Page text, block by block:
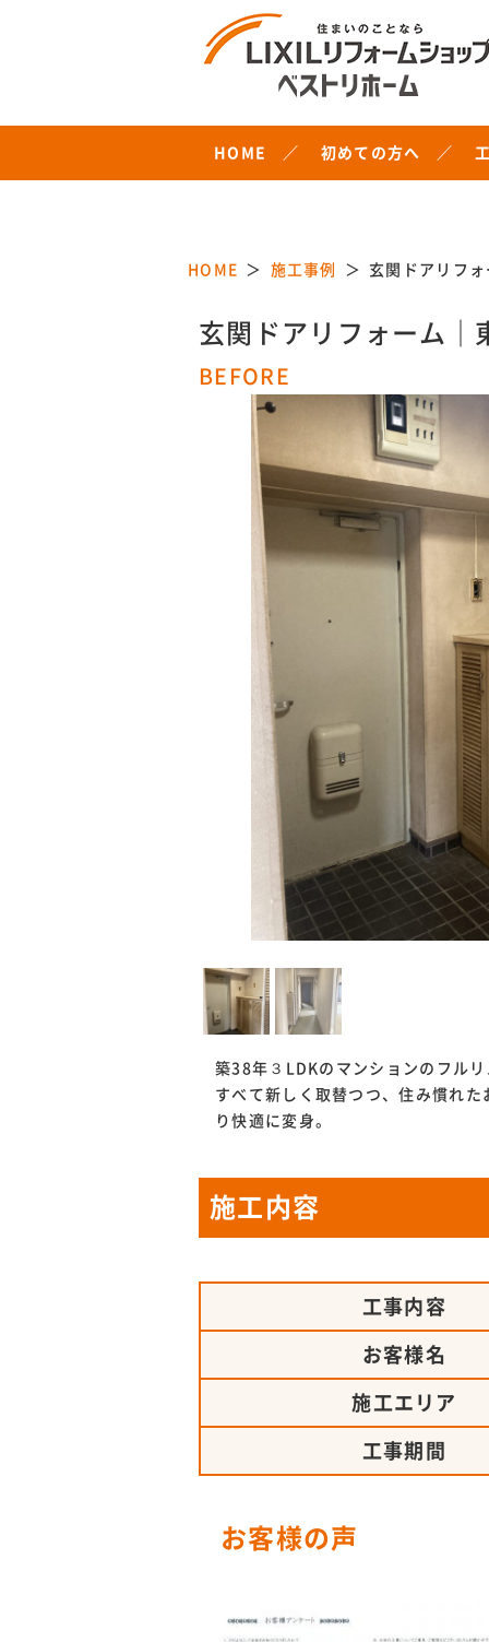
HOME 初めての方へ
HOME 施工事例 玄関ドアリフ
玄関ドアリフォーム｜
BEFORE
築38年３LDKのマンションのフル
すべて新しく取替つつ、住み慣れ
り快適に変身。
施工内容
工事内容
お客様名
施工エリア
工事期間
お客様の声